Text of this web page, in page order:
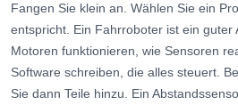
Fangen Sie klein an. Wählen Sie ein
entspricht. Ein Fahrroboter ist ein guter
Motoren funktionieren, wie Sensoren
Software schreiben, die alles steuert.
Sie dann Teile hinzu. Ein